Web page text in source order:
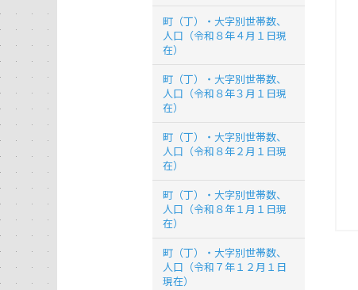
町（丁）・大字別世帯数、
人口（令和８年４月１日現
在）
町（丁）・大字別世帯数、
人口（令和８年３月１日現
在）
町（丁）・大字別世帯数、
人口（令和８年２月１日現
在）
町（丁）・大字別世帯数、
人口（令和８年１月１日現
在）
町（丁）・大字別世帯数、
人口（令和７年１２月１日
現在）